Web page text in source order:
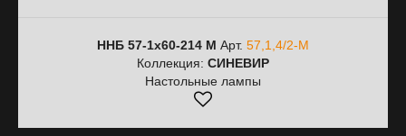
ННБ 57-1х60-214 М Арт. 57,1,4/2-М
Коллекция: СИНЕВИР
Настольные лампы